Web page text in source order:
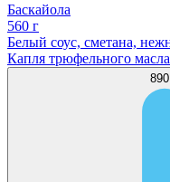
Баскайола
560 г
Белый соус, сметана,
Капля трюфельного масла